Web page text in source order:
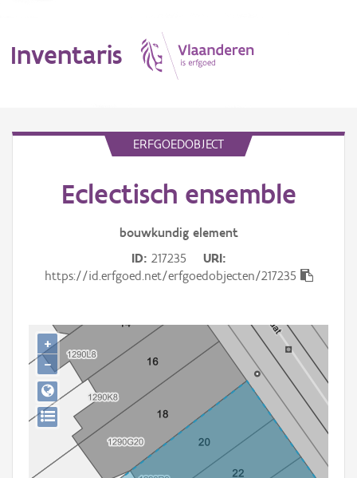
Inventaris
Erfgoedobject
Gebeurtenis
Persoon of collectief
Downloads
Aanmelden
ERFGOEDOBJECT
Eclectisch ensemble
bouwkundig element
ID 217235
URI
https://id.erfgoed.net/erfgoedobjecten/217235
+
−